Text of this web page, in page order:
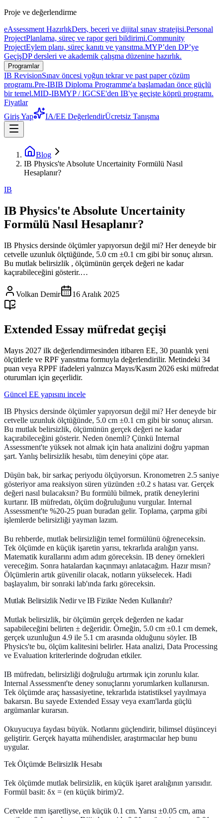
Proje ve değerlendirme
eAssessment HazırlıkDers, beceri ve dijital sınav stratejisi.Personal
ProjectPlanlama, süreç ve rapor geri bildirimi.Community
ProjectEylem planı, süreç kanıtı ve yansıtma.MYP’den DP’ye
GeçişDP dersleri ve akademik çalışma düzenine hazırlık.
Programlar
IB RevisionSınav öncesi yoğun tekrar ve past paper çözüm
programı.Pre-IBIB Diploma Programme'a başlamadan önce güçlü
bir temel.MID-IBMYP / IGCSE'den IB'ye geçişte köprü programı.
Fiyatlar
Giriş Yap
IA/EE DeğerlendirÜcretsiz Tanışma
Blog
IB Physics'te Absolute Uncertainity Formülü Nasıl
Hesaplanır?
IB
IB Physics'te Absolute Uncertainity
Formülü Nasıl Hesaplanır?
IB Physics dersinde ölçümler yapıyorsun değil mi? Her deneyde bir
cetvelle uzunluk ölçtüğünde, 5.0 cm ±0.1 cm gibi bir sonuç alırsın.
Bu mutlak belirsizlik , ölçümünün gerçek değeri ne kadar
kaçırabileceğini gösterir.…
Volkan Demir 16 Aralık 2025
Extended Essay müfredat geçişi
Mayıs 2027 ilk değerlendirmesinden itibaren EE, 30 puanlık yeni
ölçütlerle ve RPF yansıtma formuyla değerlendirilir. Metindeki 34
puan veya RPPF ifadeleri yalnızca Mayıs/Kasım 2026 eski müfredat
oturumları için geçerlidir.
Güncel EE yapısını incele
IB Physics dersinde ölçümler yapıyorsun değil mi? Her deneyde bir
cetvelle uzunluk ölçtüğünde, 5.0 cm ±0.1 cm gibi bir sonuç alırsın.
Bu mutlak belirsizlik, ölçümünün gerçek değeri ne kadar
kaçırabileceğini gösterir. Neden önemli? Çünkü Internal
Assessment'te yüksek not almak için hata analizini doğru yapman
şart. Yanlış belirsizlik hesabı, tüm deneyini çöpe atar.
Düşün bak, bir sarkaç periyodu ölçüyorsun. Kronometren 2.5 saniye
gösteriyor ama reaksiyon süren yüzünden ±0.2 s hatası var. Gerçek
değeri nasıl bulacaksın? Bu formülü bilmek, pratik deneylerini
kurtarır. IB müfredatı, ölçüm doğruluğunu vurgular. Internal
Assessment'te %20-25 puan buradan gelir. Toplama, çarpma gibi
işlemlerde belirsizliği yayman lazım.
Bu rehberde, mutlak belirsizliğin temel formülünü öğreneceksin.
Tek ölçümde en küçük işaretin yarısı, tekrarlıda aralığın yarısı.
Matematik kurallarını adım adım göreceksin. IB deney örnekleri
vereceğim. Sonra hatalardan kaçınmayı anlatacağım. Hazır mısın?
Ölçümlerin artık güvenilir olacak, notların yükselecek. Hadi
başlayalım, bir sonraki lab'ında farkı göreceksin.
Mutlak Belirsizlik Nedir ve IB Fizikte Neden Kullanılır?
Mutlak belirsizlik, bir ölçümün gerçek değerden ne kadar
sapabileceğini belirten ± değeridir. Örneğin, 5.0 cm ±0.1 cm demek,
gerçek uzunluğun 4.9 ile 5.1 cm arasında olduğunu söyler. IB
Physics'te bu, ölçüm kalitesini belirler. Hata analizi, Data Processing
ve Evaluation kriterlerinde doğrudan etkiler.
IB müfredatı, belirsizliği doğruluğu artırmak için zorunlu kılar.
Internal Assessment'te deney sonuçlarını yorumlarken kullanırsın.
Tek ölçümde araç hassasiyetine, tekrarlıda istatistiksel yayılmaya
bakarsın. Bu sayede Extended Essay veya exam'larda güçlü
argümanlar kurarsın.
Okuyucuya faydası büyük. Notlarını güçlendirir, bilimsel düşünceyi
geliştirir. Gerçek hayatta mühendisler, araştırmacılar hep bunu
uygular.
Tek Ölçümde Belirsizlik Hesabı
Tek ölçümde mutlak belirsizlik, en küçük işaret aralığının yarısıdır.
Formül basit: δx = (en küçük birim)/2.
Cetvelde mm işaretliyse, en küçük 0.1 cm. Yarısı ±0.05 cm, ama